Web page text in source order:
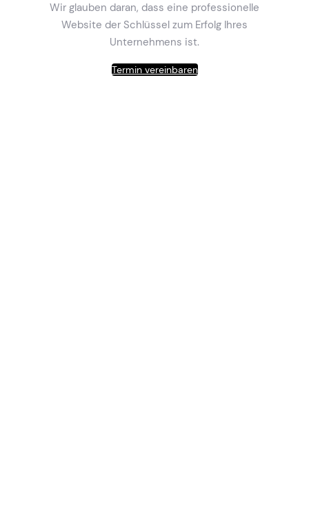
Wir glauben daran, dass eine professionelle
Website der Schlüssel zum Erfolg Ihres
Unternehmens ist.
Termin vereinbaren